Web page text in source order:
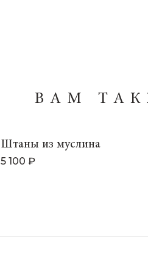
ВАМ
Штаны из муслина
5 100 ₽